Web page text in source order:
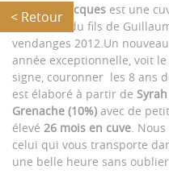
< Retour
LaCuvée Jacques est une
naissance du fils de
vendanges 2012.Un
année exceptionnelle, voit
signe, couronner les 8 ans
est élaboré à partir de
Grenache (10%) avec de
élevé 26 mois en cuve.
celui qui vous transporte
une belle heure sans